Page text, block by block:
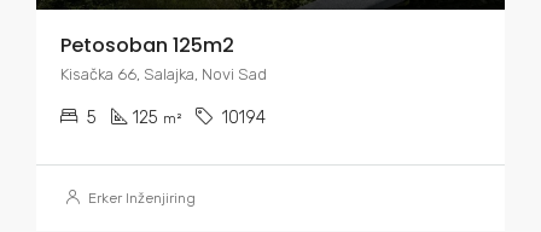
Petosoban 125m2
Kisačka 66, Salajka, Novi Sad
5 125 m² 10194
Erker Inženjiring